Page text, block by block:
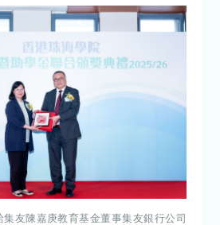
友陳嘉庚教育基金董事集友銀行公司